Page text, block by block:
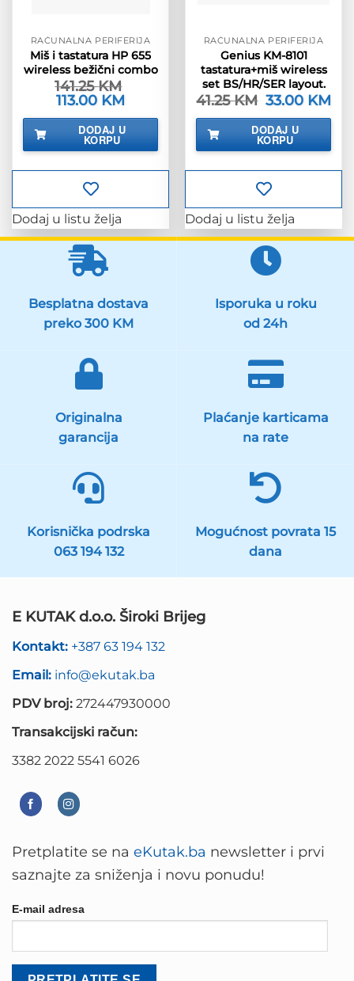
RAČUNALNA PERIFERIJA
Miš i tastatura HP 655
wireless bežični combo
141.25KM
Izvorna
cijena
bila
141.25 KM.
113.00 KM
je:
113.00 KM.
DODAJ U
KORPU
Dodaj u listu želja
RAČUNALNA PERIFERIJA
Genius KM-8101
tastatura+miš wireless
set BS/HR/SER layout.
41.25KM Izvorna
cijena
bila
je:
41.25 KM.
33.00 KM
je:
DODAJ U
KORPU
Dodaj u listu želja
Besplatna dostava
preko 300 KM
Isporuka u roku
od 24h
Originalna
garancija
Plaćanje karticama
na rate
Korisnička podrska
063 194 132
Mogućnost povrata 15
dana
E KUTAK d.o.o. Široki Brijeg
Kontakt: +387 63 194 132
Email: info@ekutak.ba
PDV broj: 272447930000
Transakcijski račun:
3382 2022 5541 6026
Pretplatite se na eKutak.ba newsletter i prvi
saznajte za sniženja i novu ponudu!
E-mail adresa